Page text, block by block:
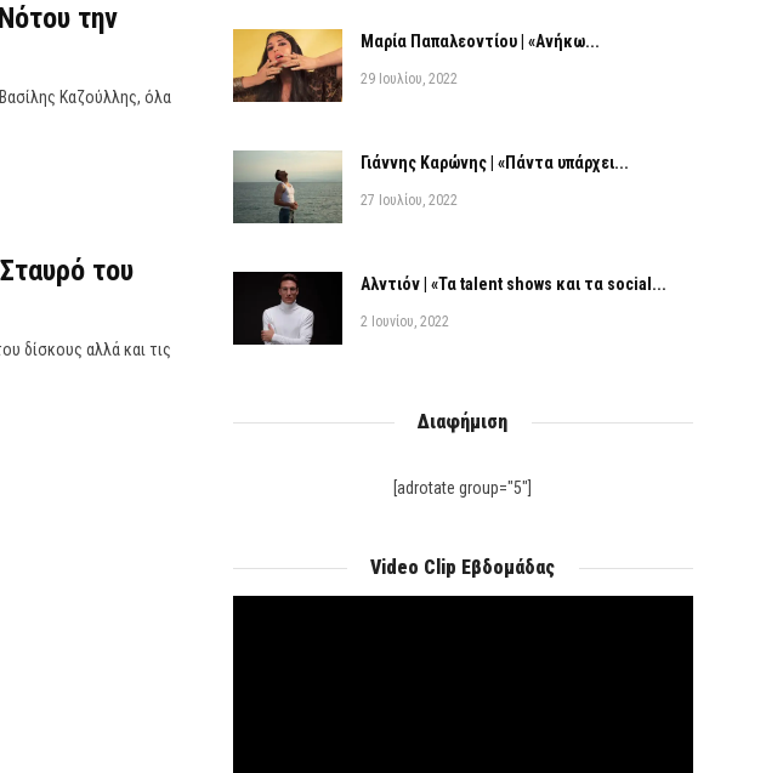
την
Καζούλλης, όλα
του
δίσκους αλλά και τις
Μαρία Παπαλεοντίου | «Ανήκω...
29 Ιουλίου, 2022
Γιάννης Καρώνης | «Πάντα υπάρχει...
27 Ιουλίου, 2022
Αλντιόν | «Τα talent shows και τα social...
2 Ιουνίου, 2022
Διαφήμιση
[adrotate group="5"]
Video Clip Εβδομάδας